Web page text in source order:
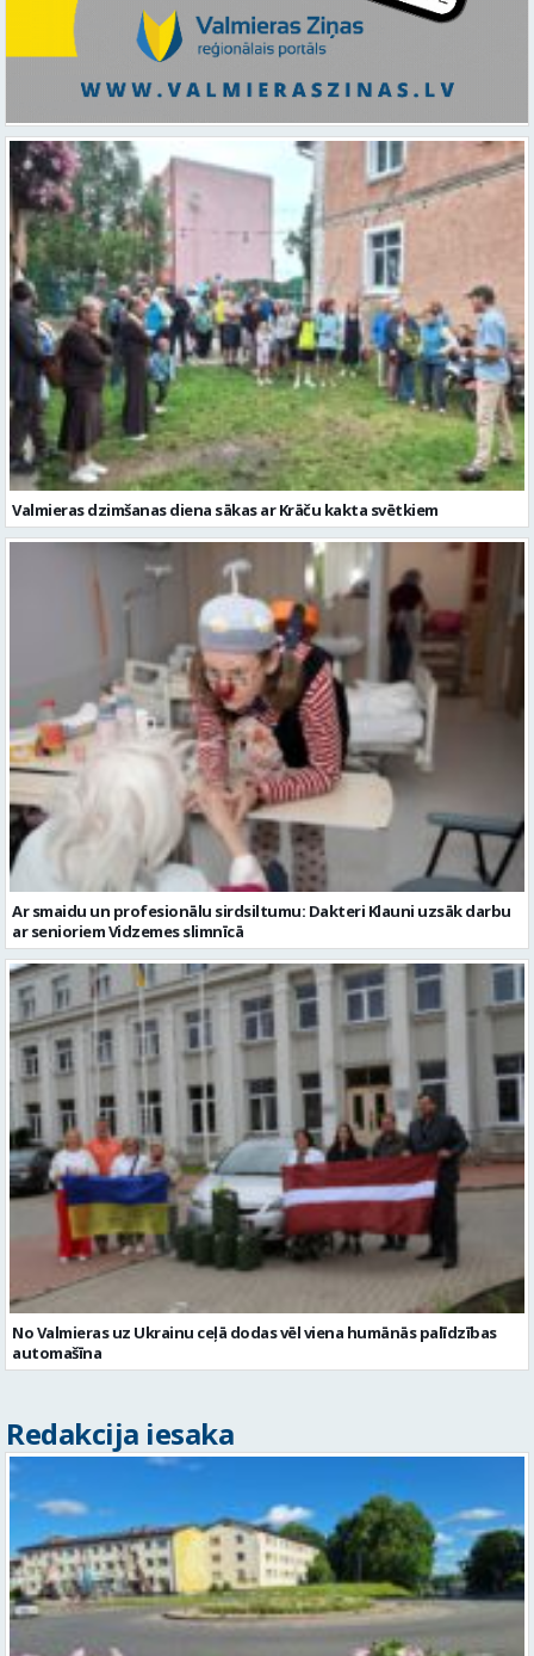
Valmieras dzimšanas diena sākas ar Krāču kakta svētkiem
Ar smaidu un profesionālu sirdsiltumu: Dakteri Klauni uzsāk darbu
ar senioriem Vidzemes slimnīcā
No Valmieras uz Ukrainu ceļā dodas vēl viena humānās palīdzības
automašīna
Redakcija iesaka